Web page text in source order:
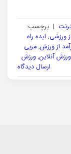
| برچسب:
ورزشی, ایده راه
از ورزش, مربی
ورزش آنلاین, ورزش
ارسال دیدگاه